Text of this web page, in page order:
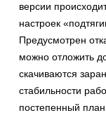
версии
настроек
Предусмотрен
можно отложить
скачиваются
стабильности
постепенный